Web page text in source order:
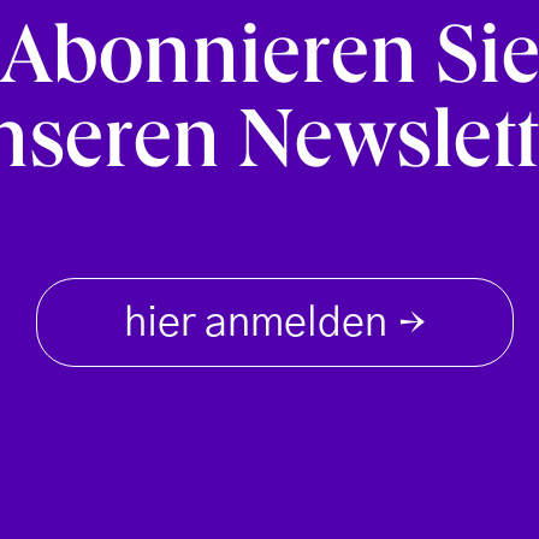
Abonnieren Sie
hier anmelden →